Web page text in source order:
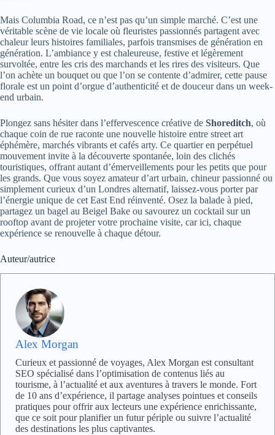
Mais Columbia Road, ce n’est pas qu’un simple marché. C’est une
véritable scène de vie locale où fleuristes passionnés partagent avec
chaleur leurs histoires familiales, parfois transmises de génération en
génération. L’ambiance y est chaleureuse, festive et légèrement
survoltée, entre les cris des marchands et les rires des visiteurs. Que
l’on achète un bouquet ou que l’on se contente d’admirer, cette pause
florale est un point d’orgue d’authenticité et de douceur dans un week-
end urbain.
Plongez sans hésiter dans l’effervescence créative de Shoreditch, où
chaque coin de rue raconte une nouvelle histoire entre street art
éphémère, marchés vibrants et cafés arty. Ce quartier en perpétuel
mouvement invite à la découverte spontanée, loin des clichés
touristiques, offrant autant d’émerveillements pour les petits que pour
les grands. Que vous soyez amateur d’art urbain, chineur passionné ou
simplement curieux d’un Londres alternatif, laissez-vous porter par
l’énergie unique de cet East End réinventé. Osez la balade à pied,
partagez un bagel au Beigel Bake ou savourez un cocktail sur un
rooftop avant de projeter votre prochaine visite, car ici, chaque
expérience se renouvelle à chaque détour.
Auteur/autrice
Alex Morgan
Curieux et passionné de voyages, Alex Morgan est consultant
SEO spécialisé dans l’optimisation de contenus liés au
tourisme, à l’actualité et aux aventures à travers le monde. Fort
de 10 ans d’expérience, il partage analyses pointues et conseils
pratiques pour offrir aux lecteurs une expérience enrichissante,
que ce soit pour planifier un futur périple ou suivre l’actualité
des destinations les plus captivantes.